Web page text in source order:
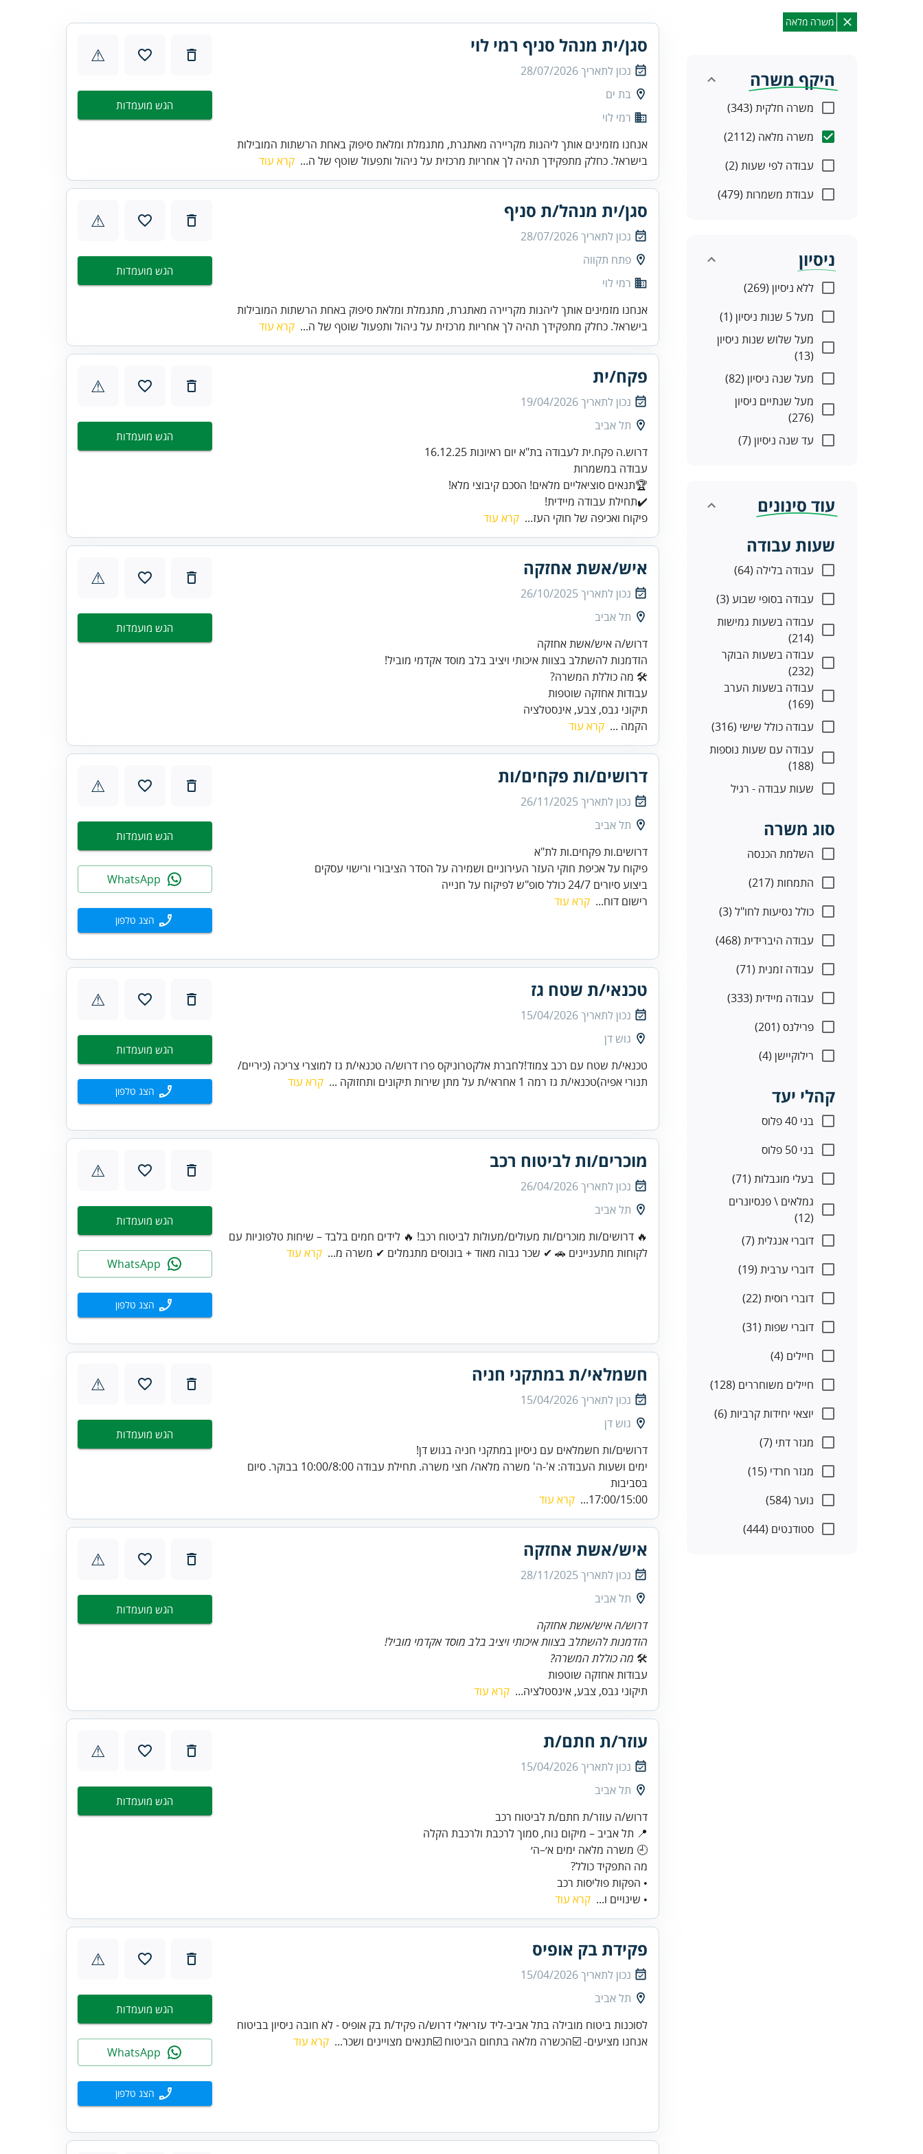
משרה מלאה
היקף משרה
משרה חלקית (343)
משרה מלאה (2112)
עבודה לפי שעות (2)
עבודת משמרות (479)
ניסיון
ללא ניסיון (269)
מעל 5 שנות ניסיון (1)
מעל שלוש שנות ניסיון
(13)
מעל שנה ניסיון (82)
מעל שנתיים ניסיון
(276)
עד שנה ניסיון (7)
עוד סינונים
שעות עבודה
עבודה בלילה (64)
עבודה בסופי שבוע (3)
עבודה בשעות גמישות
(214)
עבודה בשעות הבוקר
(232)
עבודה בשעות הערב
(169)
עבודה כולל שישי (316)
עבודה עם שעות נוספות
(188)
שעות עבודה - רגיל
סוג משרה
השלמת הכנסה
התמחות (217)
כולל נסיעות לחו"ל (3)
עבודה היברידית (468)
עבודה זמנית (71)
עבודה מיידית (333)
פרילנס (201)
רילוקיישן (4)
קהלי יעד
בני 40 פלוס
בני 50 פלוס
בעלי מוגבלות (71)
גמלאים \ פנסיונרים
(12)
דוברי אנגלית (7)
דוברי ערבית (19)
דוברי רוסית (22)
דוברי שפות (31)
חיילים (4)
חיילים משוחררים (128)
יוצאי יחידות קרביות (6)
מגזר דתי (7)
מגזר חרדי (15)
נוער (584)
סטודנטים (444)
סגן/ית מנהל סניף רמי לוי
נכון לתאריך28/07/2026
בת ים
רמי לוי
אנחנו מזמינים אותך ליהנות מקריירה מאתגרת, מתגמלת ומלאת סיפוק באחת הרשתות המובילות
בישראל. כחלק מתפקידך תהיה לך אחריות מרכזית על ניהול ותפעול שוטף של ה... קרא עוד
⚠
הגש מועמדות
סגן/ית מנהל/ת סניף
נכון לתאריך28/07/2026
פתח תקווה
רמי לוי
אנחנו מזמינים אותך ליהנות מקריירה מאתגרת, מתגמלת ומלאת סיפוק באחת הרשתות המובילות
בישראל. כחלק מתפקידך תהיה לך אחריות מרכזית על ניהול ותפעול שוטף של ה... קרא עוד
⚠
הגש מועמדות
פקח/ית
נכון לתאריך19/04/2026
תל אביב
✔️תחילת עבודה מיידית!
פיקוח ואכיפה של חוקי העז... קרא עוד
⚠
הגש מועמדות
איש/אשת אחזקה
נכון לתאריך26/10/2025
תל אביב
הזדמנות להשתלב בצוות איכותי ויציב בלב מוסד אקדמי מוביל!
תיקוני גבס, צבע, אינסטלציה
הקמה ... קרא עוד
⚠
הגש מועמדות
דרושים/ות פקחים/ות
נכון לתאריך26/11/2025
תל אביב
ביצוע סיורים 24/7 כולל סופ"ש לפיקוח על חנייה
רישום דוח... קרא עוד
⚠
הגש מועמדות
הצג טלפון
טכנאי/ת שטח גז
נכון לתאריך15/04/2026
גוש דן
טכנאי/ת שטח עם רכב צמוד!לחברת אלקטרוניקס פרו דרוש/ה טכנאי/ת גז למוצרי צריכה (כיריים/
תנורי אפיה)טכנאי/ת גז רמה 1 אחראי/ת על מתן שירות תיקונים ותחזוקה ...
קרא עוד
⚠
הגש מועמדות
הצג טלפון
מוכרים/ות לביטוח רכב
נכון לתאריך26/04/2026
תל אביב
🔥 דרושים/ות מוכרים/ות מעולים/מעולות לביטוח רכב! 🔥 לידים חמים בלבד – שיחות טלפוניות עם
לקוחות מתעניינים 🚗 ✔ שכר גבוה מאוד + בונוסים מתגמלים ✔ משרה מ... קרא עוד
⚠
הגש מועמדות
הצג טלפון
חשמלאי/ת במתקני חניה
נכון לתאריך15/04/2026
גוש דן
דרושים/ות חשמלאים עם ניסיון במתקני חניה בגוש דן!
ימים ושעות העבודה: א'-ה' משרה מלאה/ חצי משרה. תחילת עבודה 10:00/8:00 בבוקר. סיום
בסביבות
17:00/15:00...
קרא עוד
⚠
הגש מועמדות
איש/אשת אחזקה
נכון לתאריך28/11/2025
תל אביב
דרוש/ה איש/אשת אחזקה
הזדמנות להשתלב בצוות איכותי ויציב בלב מוסד אקדמי מוביל!
🛠 מה כוללת המשרה?
עבודות אחזקה שוטפות
תיקוני גבס, צבע, אינסטלציה... קרא עוד
⚠
הגש מועמדות
עוזר/ת חתם/ת
נכון לתאריך15/04/2026
תל אביב
• הפקות פוליסות רכב
• שינויים ו... קרא עוד
⚠
הגש מועמדות
פקידת בק אופיס
נכון לתאריך15/04/2026
תל אביב
לסוכנות ביטוח מובילה בתל אביב-ליד עזריאלי דרוש/ה פקיד/ת בק אופיס - לא חובה ניסיון בביטוח
אנחנו מציעים- ☑️הכשרה מלאה בתחום הביטוח ☑️תנאים מצויינים ושכר... קרא עוד
⚠
הגש מועמדות
הצג טלפון